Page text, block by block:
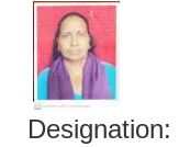
Designation: